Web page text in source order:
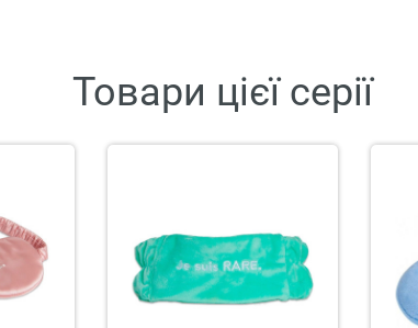
Товари цієї серії